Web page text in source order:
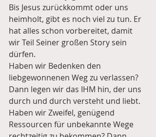
Bis Jesus zurückkommt oder uns
heimholt, gibt es noch viel zu tun. Er
hat alles schon vorbereitet, damit
wir Teil Seiner großen Story sein
dürfen.
Haben wir Bedenken den
liebgewonnenen Weg zu verlassen?
Dann legen wir das IHM hin, der uns
durch und durch versteht und liebt.
Haben wir Zweifel, genügend
Ressourcen für unbekannte Wege